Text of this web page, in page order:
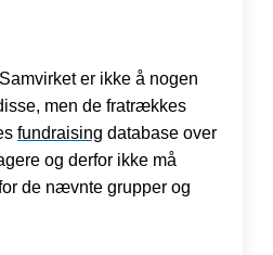
er ikke å nogen
men de fratrækkes
fundraising database over
og derfor ikke må
de nævnte grupper og